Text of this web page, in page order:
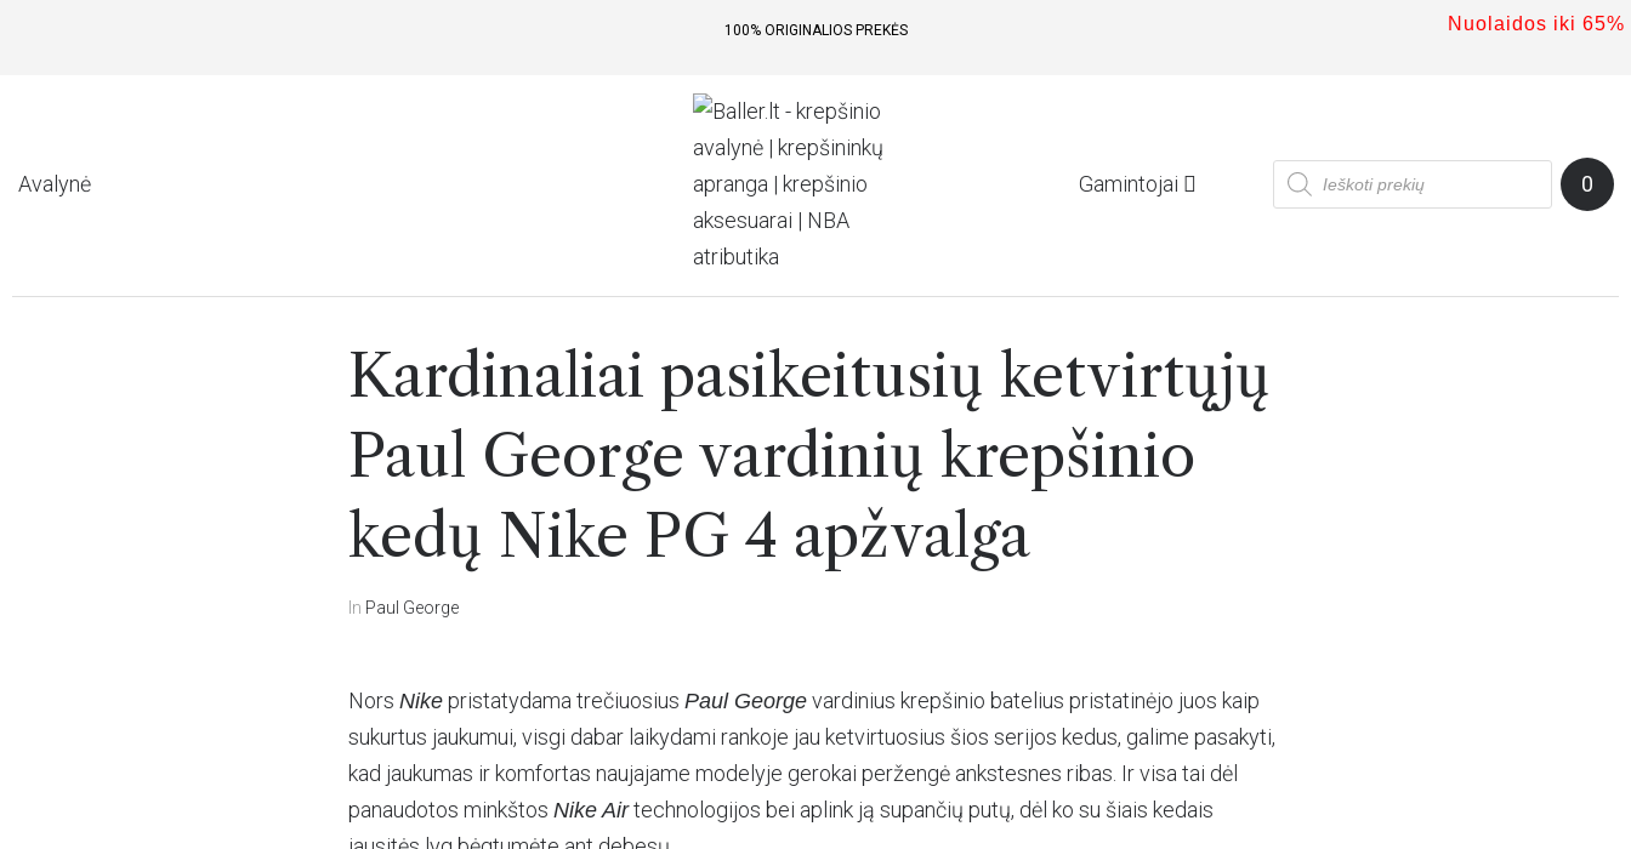
100% ORIGINALIOS PREKĖS NEMOKAMAS
Nuolaidos iki 65%
Avalynė Gamintojai 0
Kardinaliai pasikeitusių ketvirtųjų
Paul George vardinių krepšinio
kedų Nike PG 4 apžvalga
In Paul George
Nors Nike pristatydama trečiuosius Paul George vardinius krepšinio batelius pristatinėjo juos kaip
sukurtus jaukumui, visgi dabar laikydami rankoje jau ketvirtuosius šios serijos kedus, galime pasakyti,
kad jaukumas ir komfortas naujajame modelyje gerokai peržengė ankstesnes ribas. Ir visa tai dėl
panaudotos minkštos Nike Airtechnologijos bei aplink ją supančių putų, dėl ko su šiais kedais